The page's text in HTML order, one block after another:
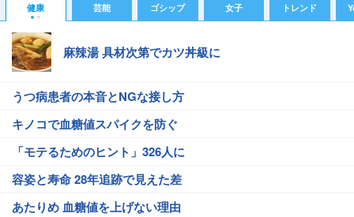
健康 芸能 ゴシップ 女子 トレンド
麻辣湯 具材次第でカツ丼級に
うつ病患者の本音とNGな接し方
キノコで血糖値スパイクを防ぐ
「モテるためのヒント」326人に
容姿と寿命 28年追跡で見えた差
あたりめ 血糖値を上げない理由